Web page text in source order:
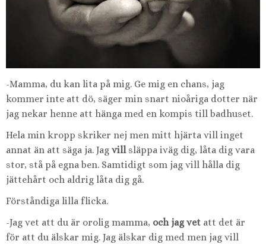
-Mamma, du kan lita på mig. Ge mig en chans, jag
kommer inte att dö, säger min snart nioåriga dotter när
jag nekar henne att hänga med en kompis till badhuset.
Hela min kropp skriker nej men mitt hjärta vill inget
annat än att säga ja. Jag villsläppa iväg dig, låta dig vara
stor, stå på egna ben. Samtidigt som jag vill hålla dig
jättehårt och aldrig låta dig gå.
Förståndiga lilla flicka.
-Jag vet att du är orolig mamma, och jag vet att det är
för att du älskar mig. Jag älskar dig med men jag vill